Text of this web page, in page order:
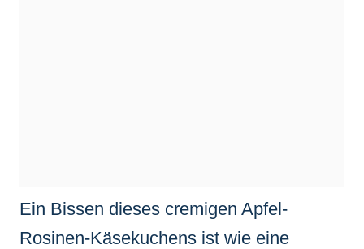
Ein Bissen dieses cremigen Apfel-
Rosinen-Käsekuchens ist wie eine